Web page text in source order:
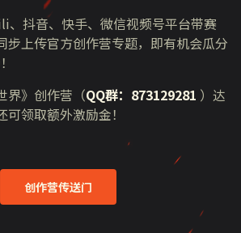
、抖音、快手、微信视频号平台带赛
步上传官方创作营专题，即有机会瓜分
界》创作营（QQ群：873129281 ）达
领取额外激励金！
创作营传送门